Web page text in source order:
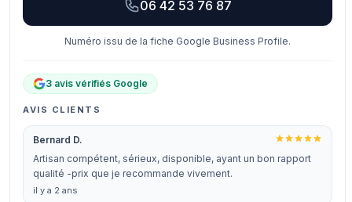
06 42 53 76 87
Numéro issu de la fiche Google Business Profile.
3 avis vérifiés Google
AVIS CLIENTS
Bernard D.
Artisan compétent, sérieux, disponible, ayant un bon rapport
qualité -prix que je recommande vivement.
il y a 2 ans